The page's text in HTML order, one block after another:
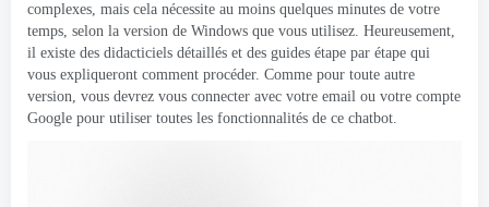
complexes, mais cela nécessite au moins quelques minutes de votre
temps, selon la version de Windows que vous utilisez. Heureusement,
il existe des didacticiels détaillés et des guides étape par étape qui
vous expliqueront comment procéder. Comme pour toute autre
version, vous devrez vous connecter avec votre email ou votre compte
Google pour utiliser toutes les fonctionnalités de ce chatbot.